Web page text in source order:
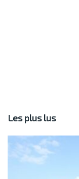
Les plus lus